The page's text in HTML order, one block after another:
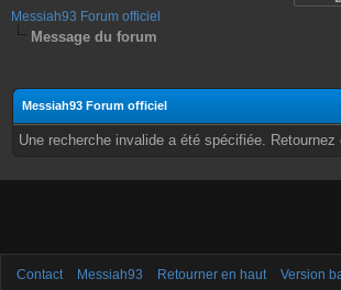
Messiah93 Forum officiel
Message du forum
Messiah93 Forum officiel
Une recherche invalide a été spécifiée.
Contact Messiah93 Retourner en haut Version